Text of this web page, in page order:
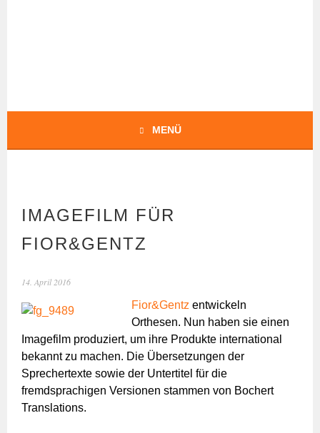
MENÜ
IMAGEFILM FÜR
FIOR&GENTZ
14. April 2016
Fior&Gentz entwickeln
Orthesen. Nun haben sie einen
Imagefilm produziert, um ihre Produkte international
bekannt zu machen. Die Übersetzungen der
Sprechertexte sowie der Untertitel für die
fremdsprachigen Versionen stammen von Bochert
Translations.